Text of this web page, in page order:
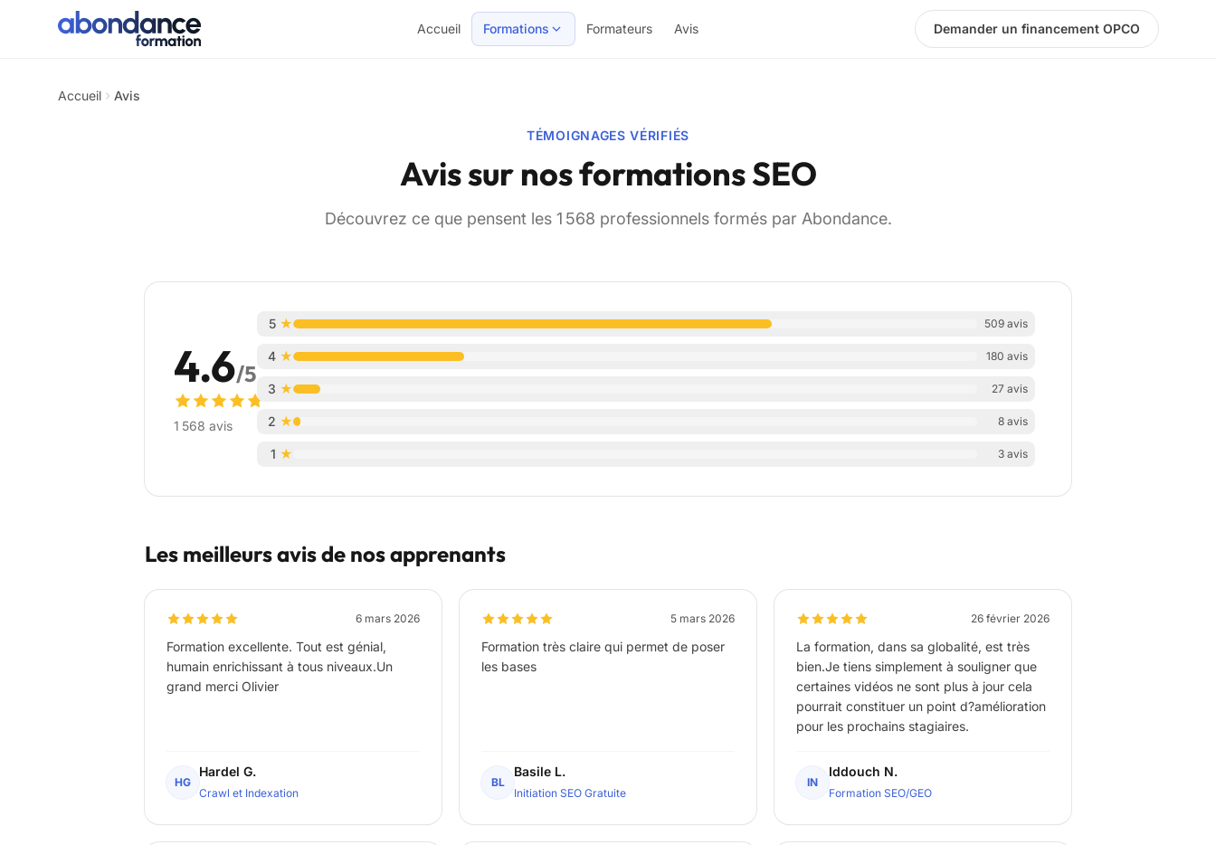
Accueil Formations Formateurs Avis Demander un financement OPCO
Accueil Avis
TÉMOIGNAGES VÉRIFIÉS
Avis sur nos formations SEO
Découvrez ce que pensent les 1 568 professionnels formés par Abondance.
4.6/5
1 568 avis
5 ★ 509 avis
4 ★ 180 avis
3 ★ 27 avis
2 ★ 8 avis
1 ★ 3 avis
Les meilleurs avis de nos apprenants
6 mars 2026
Formation excellente. Tout est génial,
humain enrichissant à tous niveaux.Un
grand merci Olivier
HG
Hardel G.
Crawl et Indexation
5 mars 2026
Formation très claire qui permet de poser
les bases
BL
Basile L.
Initiation SEO Gratuite
26 février 2026
La formation, dans sa globalité, est très
bien.Je tiens simplement à souligner que
certaines vidéos ne sont plus à jour cela
pourrait constituer un point d?amélioration
pour les prochains stagiaires.
IN
Iddouch N.
Formation SEO/GEO